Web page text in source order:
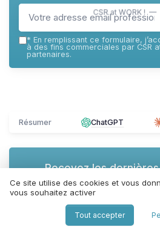
CSR at WORK ! —
* En remplissant ce formulaire,
à des fins commerciales par CSR
partenaires.
Résumer ChatGPT
Recevez les
CSR at
Ce site utilise des cookies et vous
vous souhaitez activer
Tout accepter